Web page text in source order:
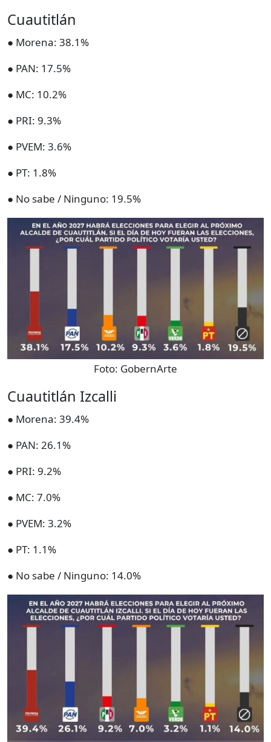
Cuautitlán
● Morena: 38.1%
● PAN: 17.5%
● MC: 10.2%
● PRI: 9.3%
● PVEM: 3.6%
● PT: 1.8%
● No sabe / Ninguno: 19.5%
Foto: GobernArte
Cuautitlán Izcalli
● Morena: 39.4%
● PAN: 26.1%
● PRI: 9.2%
● MC: 7.0%
● PVEM: 3.2%
● PT: 1.1%
● No sabe / Ninguno: 14.0%